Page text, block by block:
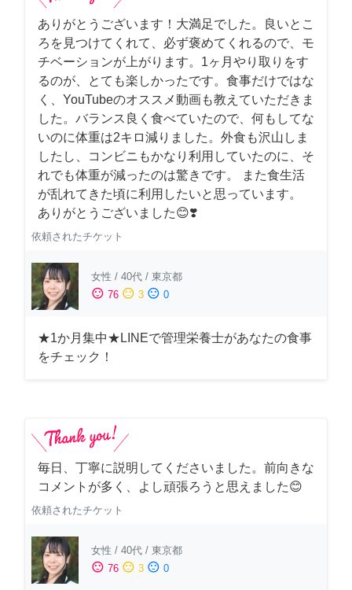
ありがとうございます！大満足でした。良いとこ
ろを見つけてくれて、必ず褒めてくれるので、モ
チベーションが上がります。1ヶ月やり取りをす
るのが、とても楽しかったです。食事だけではな
く、YouTubeのオススメ動画も教えていただきま
した。バランス良く食べていたので、何もしてな
いのに体重は2キロ減りました。外食も沢山しま
したし、コンビニもかなり利用していたのに、そ
れでも体重が減ったのは驚きです。 また食生活
が乱れてきた頃に利用したいと思っています。
ありがとうございました😊❣️
依頼されたチケット
女性 / 40代 / 東京都
sentiment_satisfied 76 sentiment_neutral 3 sentiment_dissatisfied 0
★1か月集中★LINEで管理栄養士があなたの食事
をチェック！
毎日、丁寧に説明してくださいました。前向きな
コメントが多く、よし頑張ろうと思えました😊
依頼されたチケット
女性 / 40代 / 東京都
sentiment_satisfied 76 sentiment_neutral 3 sentiment_dissatisfied 0